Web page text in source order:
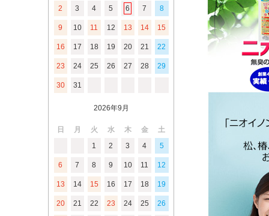
2 3 4 5 6 7 8
9 10 11 12 13 14 15
16 17 18 19 20 21 22
23 24 25 26 27 28 29
30 31
2026年9月
日 月 火 水 木 金
土
1
2 3 4 5
6 7 8 9 10 11 12
13 14 15 16 17 18 19
20 21 22 23 24 25 26